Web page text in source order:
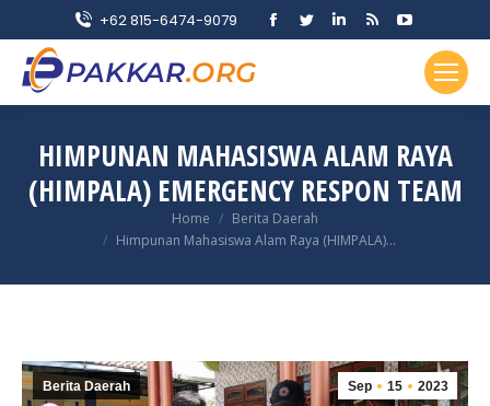
+62 815-6474-9079
Facebook
in
window
Twitter
in
window
Linkedin
in
window
Rss
opens
in
window
YouTube
page
opens
in
window
HIMPUNAN MAHASISWA ALAM RAYA
(HIMPALA) EMERGENCY RESPON TEAM
Home
Berita Daerah
Himpunan Mahasiswa Alam Raya (HIMPALA)…
Sep 15 2023
Berita Daerah